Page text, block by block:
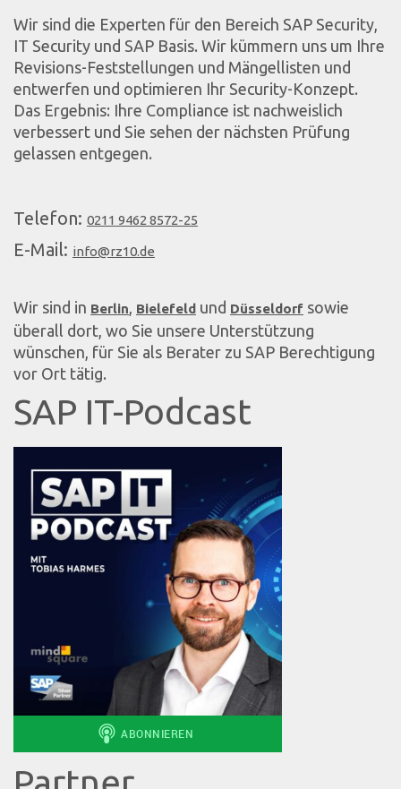
Wir sind die Experten für den Bereich SAP Security,
IT Security und SAP Basis. Wir kümmern uns um Ihre
Revisions-Feststellungen und Mängellisten und
entwerfen und optimieren Ihr Security-Konzept.
Das Ergebnis: Ihre Compliance ist nachweislich
verbessert und Sie sehen der nächsten Prüfung
gelassen entgegen.
Telefon: 0211 9462 8572-25
E-Mail: info@rz10.de
Wir sind in Berlin Bielefeld und Düsseldorf sowie
überall dort, wo Sie unsere Unterstützung
wünschen, für Sie als Berater zu SAP Berechtigung
vor Ort tätig.
SAP IT-Podcast